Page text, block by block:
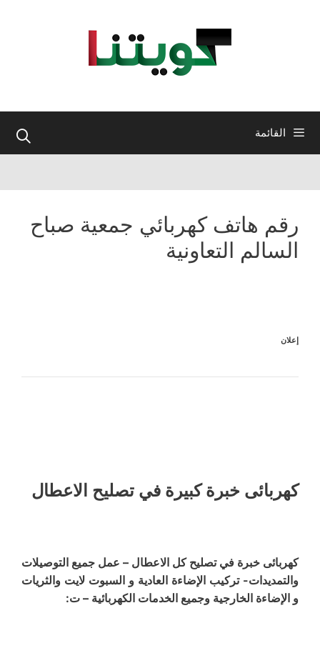
القائمة
رقم هاتف كهربائي جمعية صباح
السالم التعاونية
إعلان
كهربائى خبرة كبيرة في تصليح الاعطال
كهربائى خبرة في تصليح كل الاعطال – عمل جميع التوصيلات
والتمديدات- تركيب الإضاءة العادية و السبوت لايت والثريات
و الإضاءة الخارجية وجميع الخدمات الكهربائية – ت: